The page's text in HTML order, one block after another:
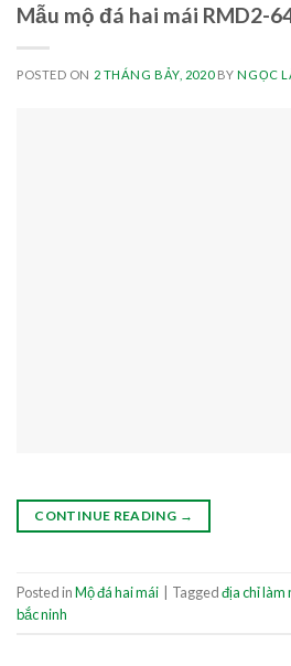
Mẫu mộ đá hai mái RMD2-
POSTED ON 2 THÁNG BẢY, 2020BYNGỌC
CONTINUE READING →
Posted inMộ đá hai mái | Taggedđịa chỉ làm
bắc ninh